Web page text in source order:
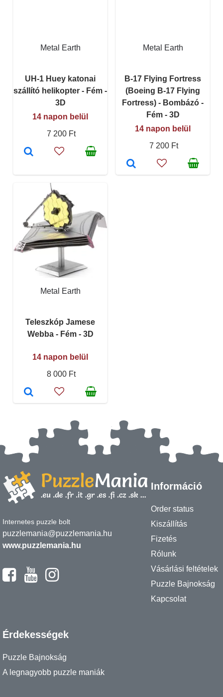
Metal Earth
UH-1 Huey katonai
szállító helikopter - Fém -
3D
14 napon belül
7 200 Ft
Metal Earth
B-17 Flying Fortress
(Boeing B-17 Flying
Fortress) - Bombázó -
Fém - 3D
14 napon belül
7 200 Ft
Metal Earth
Teleszkóp Jamese
Webba - Fém - 3D
14 napon belül
8 000 Ft
Internetes puzzle bolt
puzzlemania@puzzlemania.hu
www.puzzlemania.hu
Információ
Order status
Kiszállítás
Fizetés
Rólunk
Vásárlási feltételek
Puzzle Bajnokság
Kapcsolat
Érdekességek
Puzzle Bajnokság
A legnagyobb puzzle maniák